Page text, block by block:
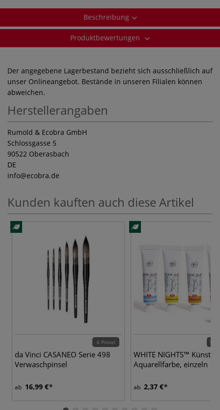
Beschreibung
Produktbewertungen
Der angegebene Lagerbestand bezieht sich ausschließlich auf
unser Onlineangebot. Bestände in unseren Filialen können
abweichen.
Herstellerangaben
Rumold & Ecobra GmbH
Schlossgasse 5
90522 Oberasbach
DE
info@ecobra.de
Kunden kauften auch diese Artikel
6 Pinsel
da Vinci CASANEO Serie 498
Verwaschpinsel
ab 16,99 €
131
WHITE NIGHTS™
Aquarellfarbe, einzeln
ab 2,37 €